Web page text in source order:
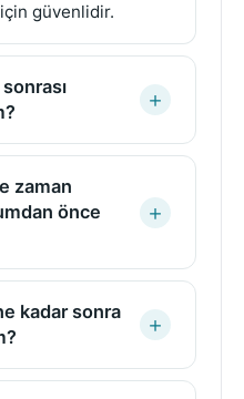
güvenlidir.
zaman
önce
kadar sonra